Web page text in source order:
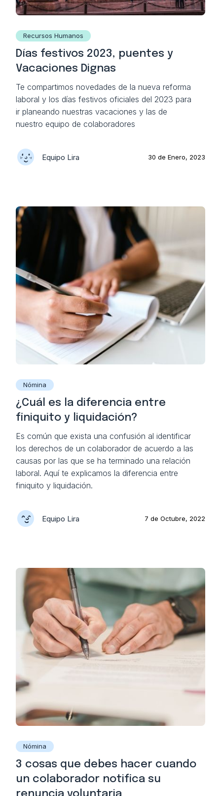
Recursos Humanos
Días festivos 2023, puentes y
Vacaciones Dignas
Te compartimos novedades de la nueva reforma
laboral y los días festivos oficiales del 2023 para
ir planeando nuestras vacaciones y las de
nuestro equipo de colaboradores
Equipo Lira 30 de Enero, 2023
Nómina
¿Cuál es la diferencia entre
finiquito y liquidación?
Es común que exista una confusión al identificar
los derechos de un colaborador de acuerdo a las
causas por las que se ha terminado una relación
laboral. Aquí te explicamos la diferencia entre
finiquito y liquidación.
Equipo Lira 7 de Octubre, 2022
Nómina
3 cosas que debes hacer cuando
un colaborador notifica su